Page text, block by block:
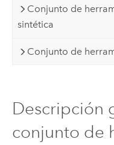
Conjunto de
sintética
Conjunto de
Descripción
conjunto de